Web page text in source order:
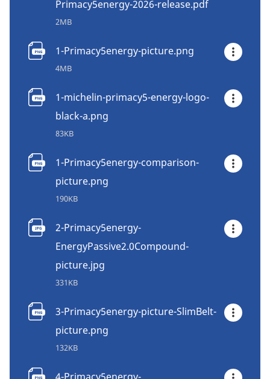
Primacy5energy-2026-release.pdf
2MB
1-Primacy5energy-picture.png
4MB
1-michelin-primacy5-energy-logo-
black-a.png
83KB
1-Primacy5energy-comparison-
picture.png
190KB
2-Primacy5energy-
EnergyPassive2.0Compound-
picture.jpg
331KB
3-Primacy5energy-picture-SlimBelt-
picture.png
132KB